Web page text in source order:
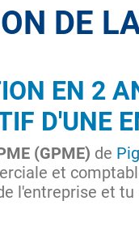
DE
EN 2
D'UNE
(GPME) de
et
l'entreprise et